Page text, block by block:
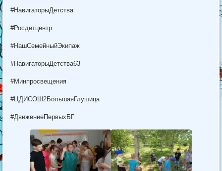
#НавигаторыДетства
#Росдетцентр
#НашСемейныйЭкипаж
#НавигаторыДетства63
#Минпросвещения
#ЦДИСОШ2БольшаяГлушица
#ДвижениеПервыхБГ